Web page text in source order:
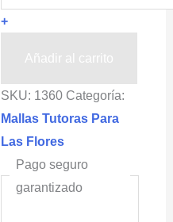
Frambuesas
HORTOMALLAS®
1.02x50m
+
Añadir al carrito
SKU: 1360 Categoría:
Mallas Tutoras Para
Las Flores
Pago seguro
garantizado